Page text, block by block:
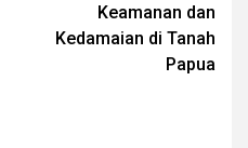
Keamanan dan
Kedamaian di Tanah
Papua